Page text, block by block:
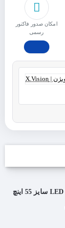
امکان صدور فاکتور
رسمی